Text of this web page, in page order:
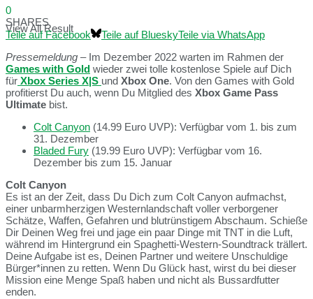
View All Result
0
SHARES
Teile auf Facebook
Teile auf BlueskyTeile via WhatsApp
Pressemeldung – Im Dezember 2022 warten im Rahmen der
Games with Gold wieder zwei tolle kostenlose Spiele auf Dich
für Xbox Series X|S und Xbox One. Von den Games with Gold
profitierst Du auch, wenn Du Mitglied des Xbox Game Pass
Ultimate bist.
Colt Canyon (14.99 Euro UVP): Verfügbar vom 1. bis zum
31. Dezember
Bladed Fury (19.99 Euro UVP): Verfügbar vom 16.
Dezember bis zum 15. Januar
Colt Canyon
Es ist an der Zeit, dass Du Dich zum Colt Canyon aufmachst,
einer unbarmherzigen Westernlandschaft voller verborgener
Schätze, Waffen, Gefahren und blutrünstigem Abschaum. Schieße
Dir Deinen Weg frei und jage ein paar Dinge mit TNT in die Luft,
während im Hintergrund ein Spaghetti-Western-Soundtrack trällert.
Deine Aufgabe ist es, Deinen Partner und weitere Unschuldige
Bürger*innen zu retten. Wenn Du Glück hast, wirst du bei dieser
Mission eine Menge Spaß haben und nicht als Bussardfutter
enden.